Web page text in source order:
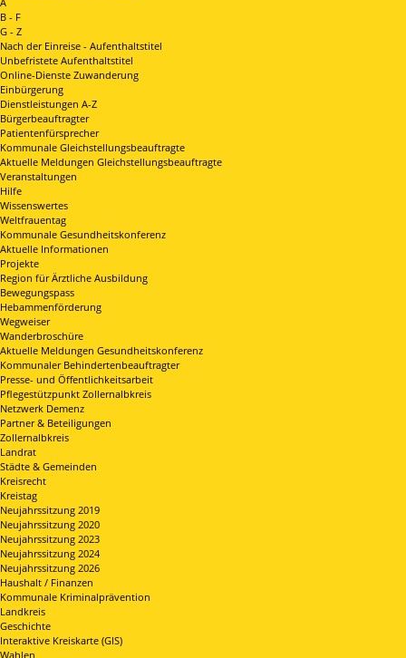
B - F
G - Z
Nach der Einreise - Aufenthaltstitel
Unbefristete Aufenthaltstitel
Online-Dienste Zuwanderung
Einbürgerung
Dienstleistungen A-Z
Bürgerbeauftragter
Patientenfürsprecher
Kommunale Gleichstellungsbeauftragte
Aktuelle Meldungen Gleichstellungsbeauftragte
Veranstaltungen
Hilfe
Wissenswertes
Weltfrauentag
Kommunale Gesundheitskonferenz
Aktuelle Informationen
Projekte
Region für Ärztliche Ausbildung
Bewegungspass
Hebammenförderung
Wegweiser
Wanderbroschüre
Aktuelle Meldungen Gesundheitskonferenz
Kommunaler Behindertenbeauftragter
Presse- und Öffentlichkeitsarbeit
Pflegestützpunkt Zollernalbkreis
Netzwerk Demenz
Partner & Beteiligungen
Zollernalbkreis
Landrat
Städte & Gemeinden
Kreisrecht
Kreistag
Neujahrssitzung 2019
Neujahrssitzung 2020
Neujahrssitzung 2023
Neujahrssitzung 2024
Neujahrssitzung 2026
Haushalt / Finanzen
Kommunale Kriminalprävention
Landkreis
Geschichte
Interaktive Kreiskarte (GIS)
Wahlen